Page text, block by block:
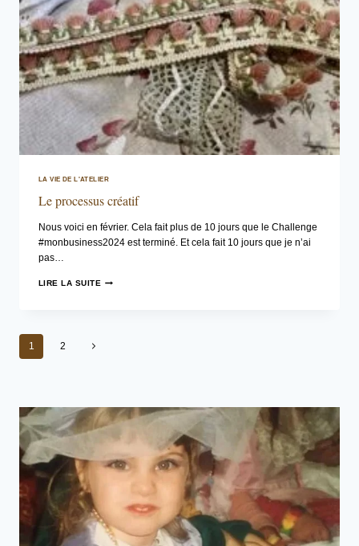
LA VIE DE L'ATELIER
Le processus créatif
Nous voici en février. Cela fait plus de 10 jours que le Challenge
#monbusiness2024 est terminé. Et cela fait 10 jours que je n’ai
pas…
LIRE LA SUITE LE
Navigation
de
1 2
Page